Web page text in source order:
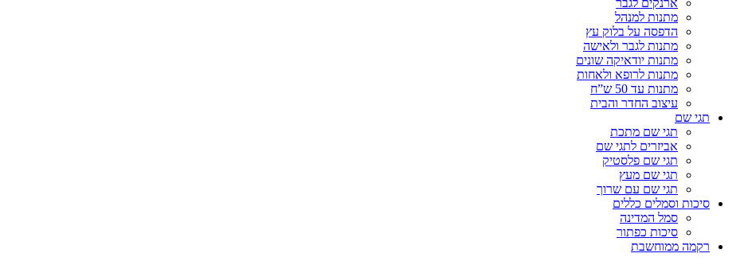
ארנקים לגבר
מתנות למנהל
הדפסה על בלוק עץ
מתנות לגבר ולאישה
מתנות יודאיקה שונים
מתנות לרופא ולאחות
מתנות עד 50 ש”ח
עיצוב החדר והבית
תגי שם
תגי שם מתכת
אביזרים לתגי שם
תגי שם פלסטיק
תגי שם מעץ
תגי שם עם שרוך
סיכות וסמלים כללים
סמל המדינה
סיכות כפתור
רקמה ממוחשבת